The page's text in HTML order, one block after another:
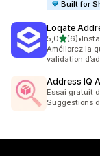
Built for
Loqate
5,0étoile(s)
(6)
6 avis au total
•
Améliorez la
validation
Address IQ
Essai gratuit
Suggestions